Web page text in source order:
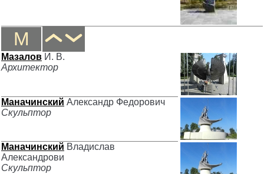
М
Мазалов И. В.
Архитектор
Маначинский Александр Федорович
Скульптор
Маначинский Владислав
Александрови
Скульптор